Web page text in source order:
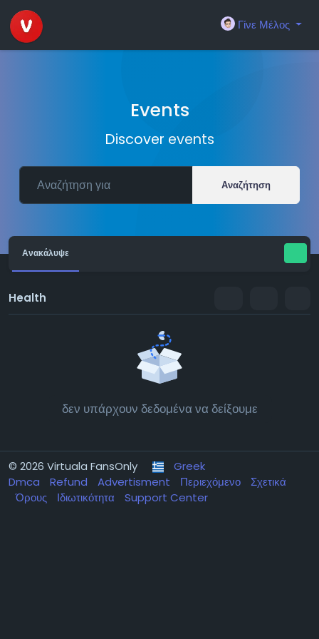
Γίνε Μέλος
Events
Discover events
Αναζήτηση
Ανακάλυψε
Health
δεν υπάρχουν δεδομένα να δείξουμε
© 2026 Virtuala FansOnly
Greek
Dmca
Refund Advertisment Περιεχόμενο
Σχετικά
Όρους
Ιδιωτικότητα Support Center